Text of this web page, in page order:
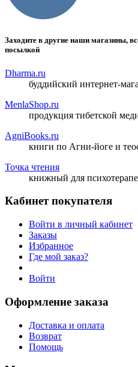
Заходите в другие наши магазины,
посылкой
Dharma.ru
буддийский интернет-
MenlaShop.ru
продукция тибетской
AgniBooks.ru
книги по Агни-йоге и
Точка чтения
книжный для
Кабинет покупателя
Войти в личный кабинет
Заказы
Избранное
Где мой заказ?
Войти
Оформление заказа
Доставка и оплата
Возврат
Помощь